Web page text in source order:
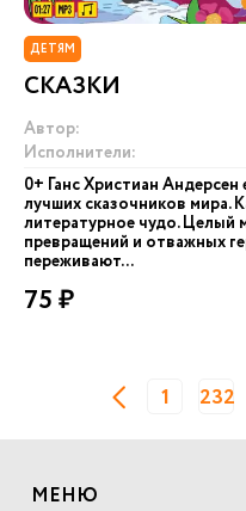
ДЕТЯМ
СКАЗКИ
Автор:
Исполнители:
0+ Ганс Христиан
лучших сказочников мира.
литературное чудо. Целый
превращений и отважных
переживают...
75 ₽
1 232
МЕНЮ